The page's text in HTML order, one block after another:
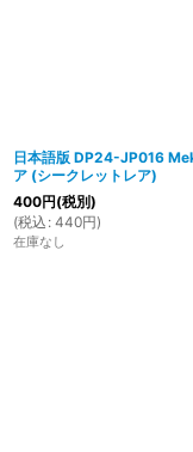
日本語版 DP24-JP016
ア (シークレットレア)
400円(税別)
(税込 : 440円)
在庫なし